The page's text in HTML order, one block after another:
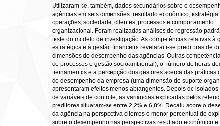
Utilizaram-se, também, dados secundários sobre o
agências em seis dimensões: resultado econômico, estratégia
operações, sociedade, clientes, processos e comportamento
organizacional. Foram realizadas análises de regressão
teste do modelo de investigação. As competências relativas à
estratégica e à gestão financeira revelaram-se preditoras de
dimensões do desempenho das agências. Outras
de processos e gestão socioambiental), o número de horas
treinamentos e a percepção dos gestores acerca das práticas
de desempenho da empresa (uma dimensão do suporte
apresentaram efeitos menos abrangentes. Depois de isolados
de variáveis de controle, as variâncias explicadas pelos
preditores situaram-se entre 2,2% e 6,8%. Recaiu sobre o
da agência na perspectiva clientes o menor percentual de
sobre o desempenho nas perspectivas resultado econômico e